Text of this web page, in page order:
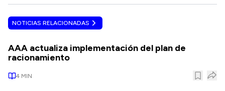
NOTICIAS RELACIONADAS
AAA actualiza implementación del plan de
racionamiento
4 MIN